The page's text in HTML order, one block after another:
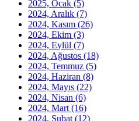
2025, Ocak (5)
2024, Aralık (7)
2024, Kasım (26)
2024, Ekim (3)
2024, Eylül (7)
2024, Ağustos (18)
2024, Temmuz (5)
2024, Haziran (8)
2024, Mayıs (22)
2024, Nisan (6)
2024, Mart (16)
2024, Şubat (12)